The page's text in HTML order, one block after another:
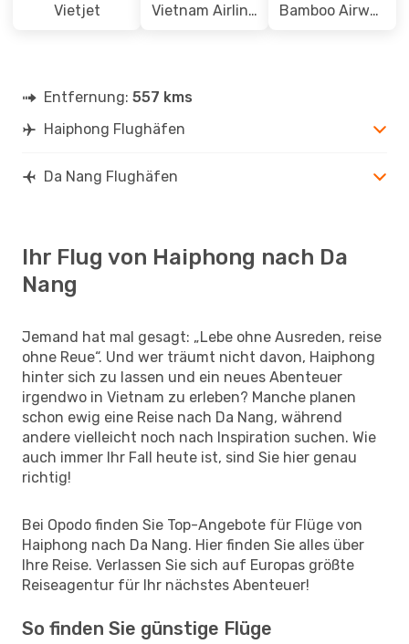
Vietjet Vietnam Airlines Bamboo Airways
Entfernung: 557 kms
Haiphong Flughäfen
Da Nang Flughäfen
Ihr Flug von Haiphong nach Da
Nang
Jemand hat mal gesagt: „Lebe ohne Ausreden, reise
ohne Reue“. Und wer träumt nicht davon, Haiphong
hinter sich zu lassen und ein neues Abenteuer
irgendwo in Vietnam zu erleben? Manche planen
schon ewig eine Reise nach Da Nang, während
andere vielleicht noch nach Inspiration suchen. Wie
auch immer Ihr Fall heute ist, sind Sie hier genau
richtig!
Bei Opodo finden Sie Top-Angebote für Flüge von
Haiphong nach Da Nang. Hier finden Sie alles über
Ihre Reise. Verlassen Sie sich auf Europas größte
Reiseagentur für Ihr nächstes Abenteuer!
So finden Sie günstige Flüge